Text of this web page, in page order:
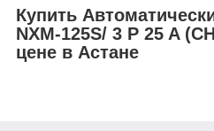
Купить
NXM-125S/ 3 P 25 A
цене в Астане